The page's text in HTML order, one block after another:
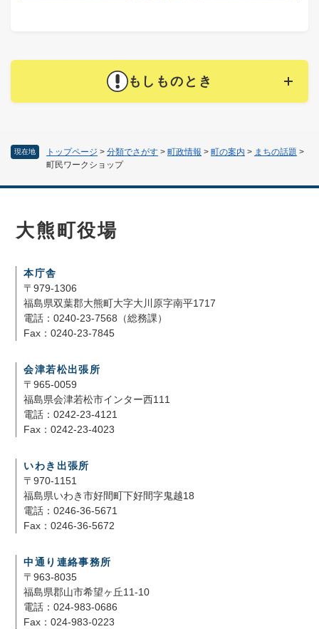
現在地 トップページ > 分類でさがす > 町政情報 > 町の案内 > まちの話題 >
町民ワークショップ
もしものとき
大熊町役場
本庁舎
〒979-1306
福島県双葉郡大熊町大字大川原字南平1717
電話：0240-23-7568（総務課）
Fax：0240-23-7845
会津若松出張所
〒965-0059
福島県会津若松市インター西111
電話：0242-23-4121
Fax：0242-23-4023
いわき出張所
〒970-1151
福島県いわき市好間町下好間字鬼越18
電話：0246-36-5671
Fax：0246-36-5672
中通り連絡事務所
〒963-8035
福島県郡山市希望ヶ丘11-10
電話：024-983-0686
Fax：024-983-0223